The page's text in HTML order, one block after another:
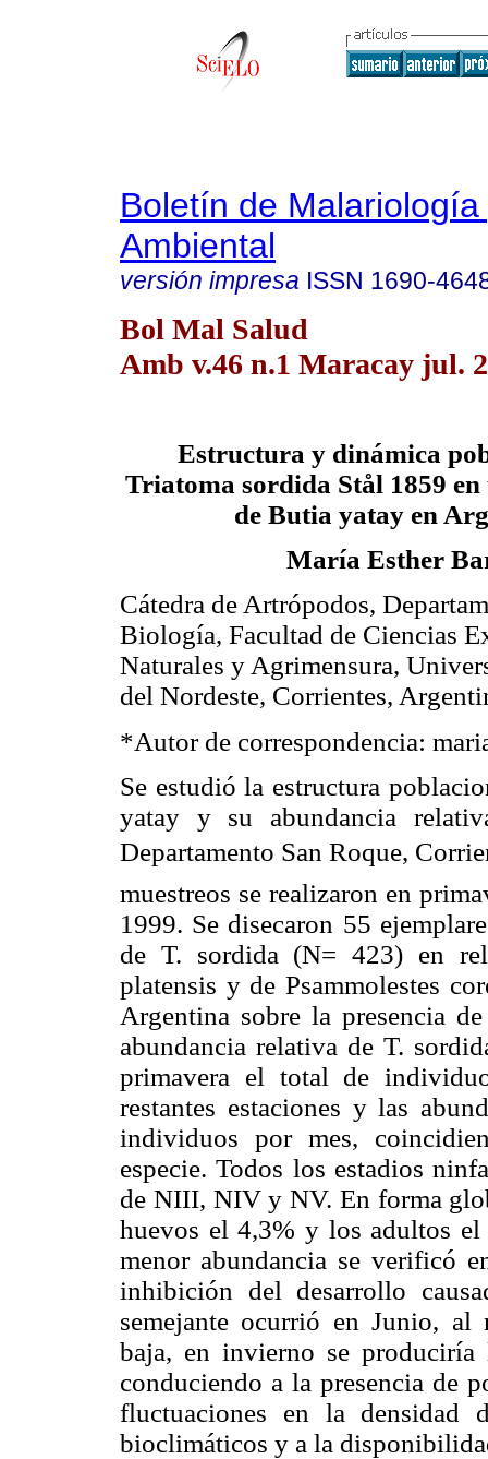
Boletín de
Ambiental
versión impresa ISSN 1690-
Bol Mal Salud
Amb v.46 n.1 Maracay jul.
Estructura y dinámica
Triatoma sordida Stål 1859
de Butia yatay en
María Esther
Cátedra de Artrópodos,
Biología, Facultad de Ciencias
Naturales y Agrimensura,
del Nordeste, Corrientes,
*Autor de correspondencia:
Se estudió la estructura
yatay y su abundancia
Departamento San Roque,
muestreos se realizaron en
1999. Se disecaron 55
de T. sordida (N= 423) en
platensis y de Psammolestes
Argentina sobre la presencia
abundancia relativa de T.
primavera el total de
restantes estaciones y las
individuos por mes,
especie. Todos los estadios
de NIII, NIV y NV. En forma
huevos el 4,3% y los adultos
menor abundancia se verificó
inhibición del desarrollo
semejante ocurrió en Junio, al
baja, en invierno se produciría
conduciendo a la presencia de
fluctuaciones en la densidad
bioclimáticos y a la